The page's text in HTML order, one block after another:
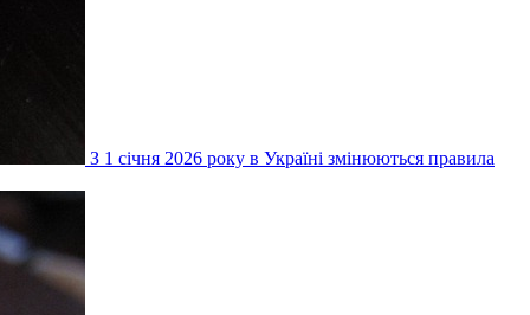
З 1 січня 2026 року в Україні змінюються правила